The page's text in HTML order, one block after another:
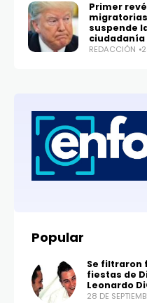
Primer
suspende
ciudadanía
REDACCIÓN
Popular
Se filtraron
fiestas de
Leonardo
28 DE